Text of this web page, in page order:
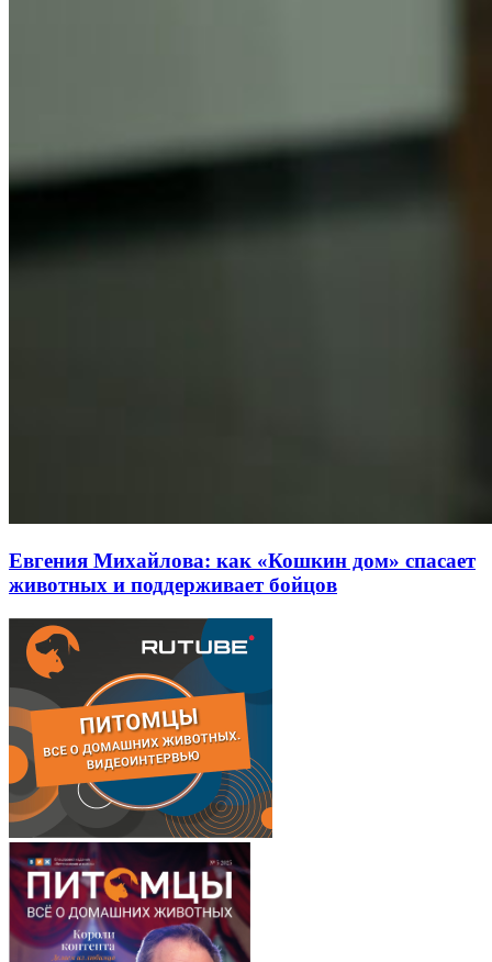
Евгения Михайлова: как «Кошкин дом» спасает
животных и поддерживает бойцов